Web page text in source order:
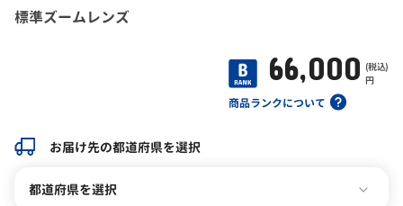
標準ズームレンズ
商品ランクについて
66,000 (税込)
円
お届け先の都道府県を選択
都道府県を選択